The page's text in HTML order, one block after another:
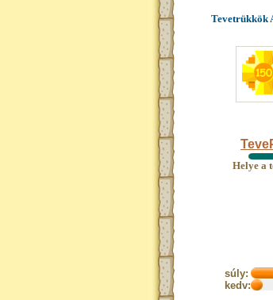
Tevetrükkök
Helye a
súly:
kedv: